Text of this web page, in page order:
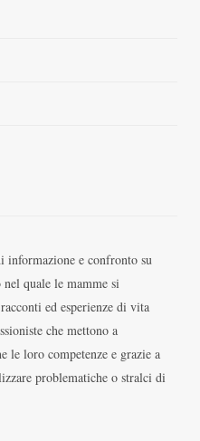
informazione e confronto su
quale le mamme si
ed esperienze di vita
che mettono a
le loro competenze e grazie a
problematiche o stralci di